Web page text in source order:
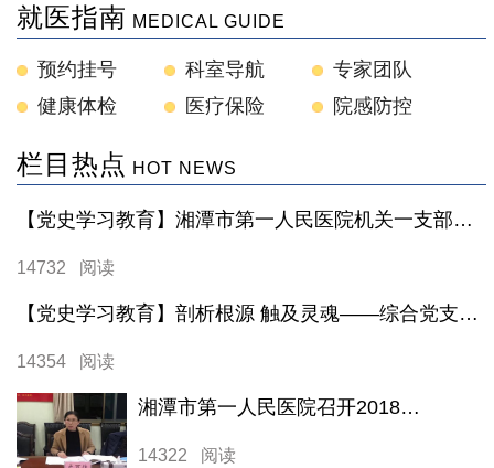
就医指南 MEDICAL GUIDE
预约挂号 科室导航
专家团队
健康体检
医疗保险 院感防控
栏目热点 HOT NEWS
【党史学习教育】湘潭市第一人民医院机关一支部专题党史学习教育系列——走进湘潭党史馆
14732 阅读
【党史学习教育】剖析根源 触及灵魂——综合党支部2020年度组织生活会成功召开
14354 阅读
湘潭市第一人民医院召开2018年度民主生活会
14322 阅读